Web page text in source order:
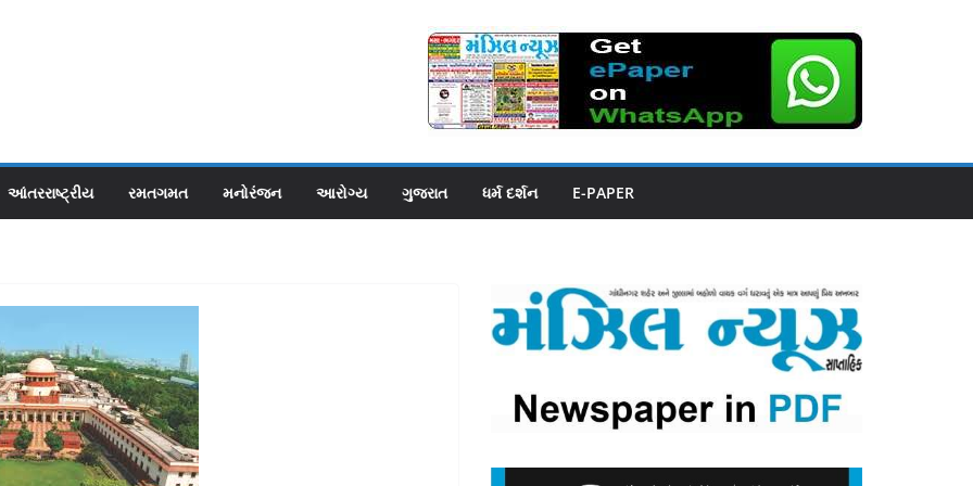
આંતરરાષ્ટ્રીય રમતગમત મનોરંજન આરોગ્ય ગુજરાત ધર્મ દર્શન E-PAPER